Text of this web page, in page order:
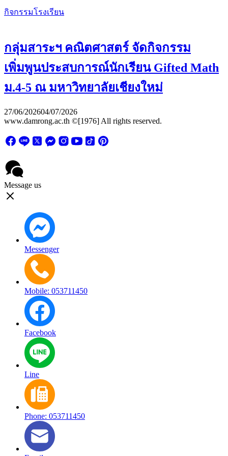
กิจกรรมโรงเรียน
กลุ่มสาระฯ คณิตศาสตร์ จัดกิจกรรม
เพิ่มพูนประสบการณ์นักเรียน Gifted Math
ม.4-5 ณ มหาวิทยาลัยเชียงใหม่
27/06/202604/07/2026
www.damrong.ac.th ©[1976] All rights reserved.
Message us
Messenger
Mobile: 053711450
Facebook
Line
Phone: 053711450